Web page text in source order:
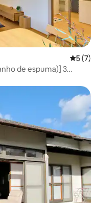
5 de
5 (7)
de espuma)] 3
gratuito para 3 carros /
disponível